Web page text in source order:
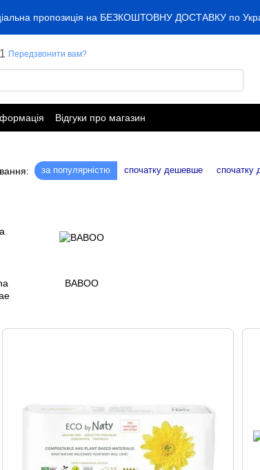
пропозиція на БЕЗКОШТОВНУ ДОСТАВКУ по
Передзвонити вам?
Відгуки про магазин
за популярністю спочатку дешевше спочатку
BABOO